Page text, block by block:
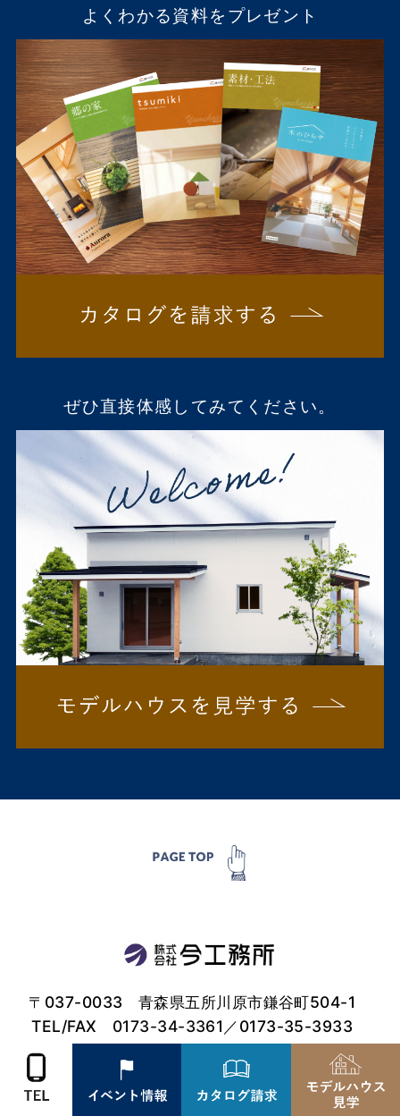
よくわかる資料をプレゼント
ぜひ直接体感してみてください。
〒037-0033 青森県五所川原市鎌谷町504-1
TEL/FAX 0173-34-3361 ／0173-35-3933